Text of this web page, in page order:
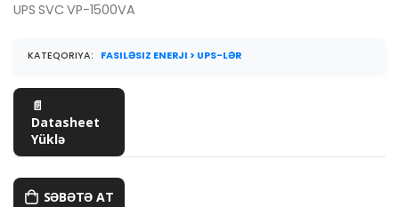
UPS SVC VP-1500VA
KATEQORIYA: FASILƏSIZ ENERJI > UPS-LƏR
📄
Datasheet
Yüklə
SƏBƏTƏ AT